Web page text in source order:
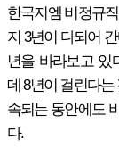
한국지엠 비정규
지 3년이 다되어
년을 바라보고 있
데 8년이 걸린다
속되는 동안에도
다.